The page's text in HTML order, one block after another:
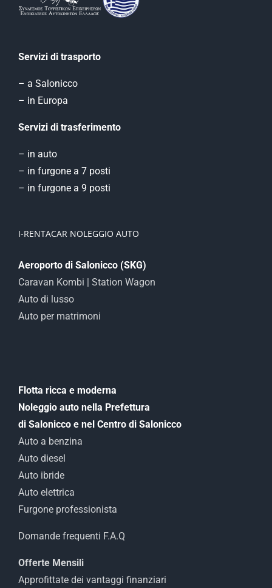
Servizi di trasporto
– a Salonicco
– in Europa
Servizi di trasferimento
– in auto
– in furgone a 7 posti
– in furgone a 9 posti
I-RENTACAR NOLEGGIO AUTO
Aeroporto di Salonicco (SKG)
Caravan Kombi | Station Wagon
Auto di lusso
Auto per matrimoni
Flotta ricca e moderna
Noleggio auto nella Prefettura
di Salonicco e nel Centro di Salonicco
Auto a benzina
Auto diesel
Auto ibride
Auto elettrica
Furgone professionista
Domande frequenti F.A.Q
Offerte Mensili
Approfittate dei vantaggi finanziari